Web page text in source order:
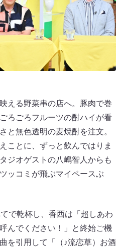
える野菜串の店へ。豚肉で巻
ろごろフルーツの酎ハイが看
と無色透明の麦焼酎を注文。
ことに、ずっと飲んではりま
ジオゲストの八嶋智人からも
ッコミが飛ぶマイペースぶ
で乾杯し、香西は「超しあわ
んでください！」と終始ご機
を引用して「（♪流恋草）お酒